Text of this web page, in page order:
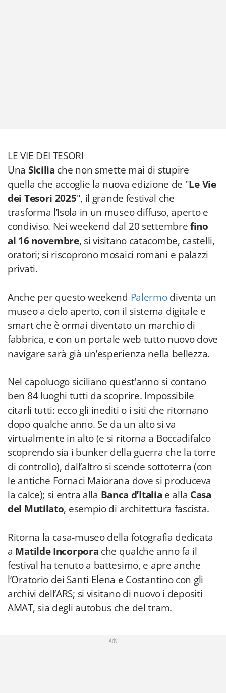
LE VIE DEI TESORI
Una Sicilia che non smette mai di stupire
quella che accoglie la nuova edizione de "Le Vie
dei Tesori 2025", il grande festival che
trasforma l’Isola in un museo diffuso, aperto e
condiviso. Nei weekend dal 20 settembrefino
al 16 novembre, si visitano catacombe, castelli,
oratori; si riscoprono mosaici romani e palazzi
privati.
Anche per questo weekend Palermodiventa un
museo a cielo aperto, con il sistema digitale e
smart che è ormai diventato un marchio di
fabbrica, e con un portale web tutto nuovo dove
navigare sarà già un’esperienza nella bellezza.
Nel capoluogo siciliano quest'anno si contano
ben 84 luoghi tutti da scoprire. Impossibile
citarli tutti: ecco gli inediti o i siti che ritornano
dopo qualche anno. Se da un alto si va
virtualmente in alto (e si ritorna a Boccadifalco
scoprendo sia i bunker della guerra che la torre
di controllo), dall’altro si scende sottoterra (con
le antiche Fornaci Maiorana dove si produceva
la calce); si entra alla Banca d’Italia e alla Casa
del Mutilato, esempio di architettura fascista.
Ritorna la casa-museo della fotografia dedicata
a Matilde Incorpora che qualche anno fa il
festival ha tenuto a battesimo, e apre anche
l’Oratorio dei Santi Elena e Costantino con gli
archivi dell’ARS; si visitano di nuovo i depositi
AMAT, sia degli autobus che del tram.
Adv